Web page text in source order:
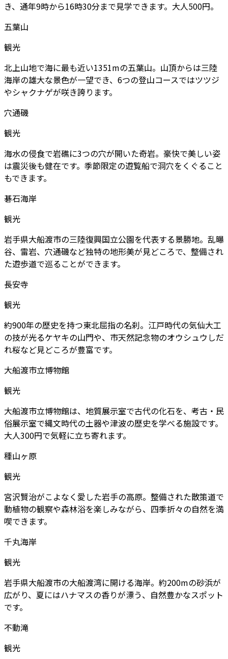
き、通年9時から16時30分まで見学できます。大人500円。
五葉山
観光
北上山地で海に最も近い1351mの五葉山。山頂からは三陸
海岸の雄大な景色が一望でき、6つの登山コースではツツジ
やシャクナゲが咲き誇ります。
穴通磯
観光
海水の侵食で岩礁に3つの穴が開いた奇岩。豪快で美しい姿
は震災後も健在です。季節限定の遊覧船で洞穴をくぐること
もできます。
碁石海岸
観光
岩手県大船渡市の三陸復興国立公園を代表する景勝地。乱曝
谷、雷岩、穴通磯など独特の地形美が見どころで、整備され
た遊歩道で巡ることができます。
長安寺
観光
約900年の歴史を持つ東北屈指の名刹。江戸時代の気仙大工
の技が光るケヤキの山門や、市天然記念物のオウシュウしだ
れ桜など見どころが豊富です。
大船渡市立博物館
観光
大船渡市立博物館は、地質展示室で古代の化石を、考古・民
俗展示室で縄文時代の土器や津波の歴史を学べる施設です。
大人300円で気軽に立ち寄れます。
種山ヶ原
観光
宮沢賢治がこよなく愛した岩手の高原。整備された散策道で
動植物の観察や森林浴を楽しみながら、四季折々の自然を満
喫できます。
千丸海岸
観光
岩手県大船渡市の大船渡湾に開ける海岸。約200mの砂浜が
広がり、夏にはハナマスの香りが漂う、自然豊かなスポット
です。
不動滝
観光